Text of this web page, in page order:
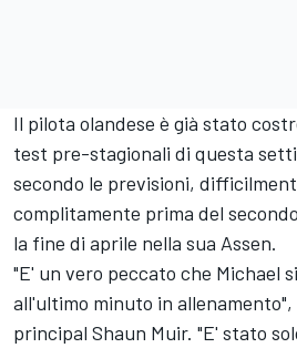
Il pilota olandese è già stato
test pre-stagionali di questa
secondo le previsioni,
complitamente prima del
la fine di aprile nella sua Assen.
"E' un vero peccato che Michael
all'ultimo minuto in
principal Shaun Muir. "E' stato